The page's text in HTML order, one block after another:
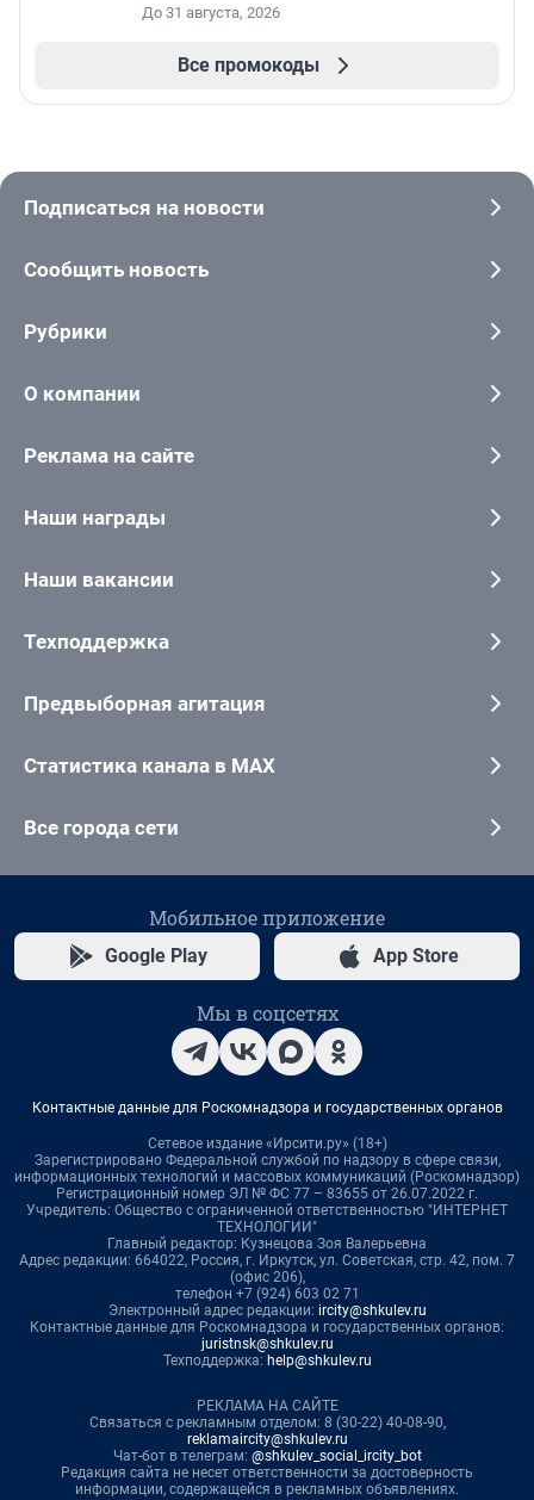
До 31 августа, 2026
Все промокоды
Подписаться на новости
Сообщить новость
Рубрики
О компании
Реклама на сайте
Наши награды
Наши вакансии
Техподдержка
Предвыборная агитация
Статистика канала в MAX
Все города сети
Мобильное приложение
Google Play App Store
Мы в соцсетях
Контактные данные для Роскомнадзора и государственных органов
Сетевое издание «Ирсити.ру» (18+)
Зарегистрировано Федеральной службой по надзору в сфере связи,
информационных технологий и массовых коммуникаций (Роскомнадзор)
Регистрационный номер ЭЛ № ФС 77 – 83655 от 26.07.2022 г.
Учредитель: Общество с ограниченной ответственностью "ИНТЕРНЕТ
ТЕХНОЛОГИИ"
Главный редактор: Кузнецова Зоя Валерьевна
Адрес редакции: 664022, Россия, г. Иркутск, ул. Советская, стр. 42, пом. 7
(офис 206),
телефон +7 (924) 603 02 71
Электронный адрес редакции: ircity@shkulev.ru
Контактные данные для Роскомнадзора и государственных органов:
juristnsk@shkulev.ru
Техподдержка: help@shkulev.ru
РЕКЛАМА НА САЙТЕ
Связаться с рекламным отделом: 8 (30-22) 40-08-90,
reklamaircity@shkulev.ru
Чат-бот в телеграм: @shkulev_social_ircity_bot
Редакция сайта не несет ответственности за достоверность
информации, содержащейся в рекламных объявлениях.